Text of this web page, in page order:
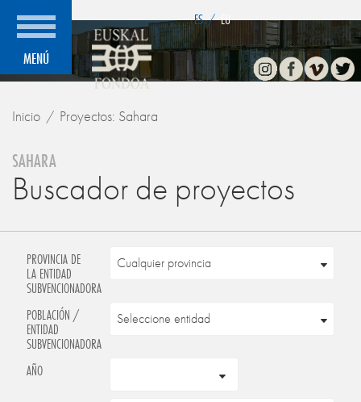
MENÚ
ES / EU
InstagramFacebook
Vimeo
Inicio Proyectos: Sahara
SAHARA
Buscador de proyectos
PROVINCIA DE
LA ENTIDAD
SUBVENCIONADORA
POBLACIÓN /
ENTIDAD
SUBVENCIONADORA
AÑO